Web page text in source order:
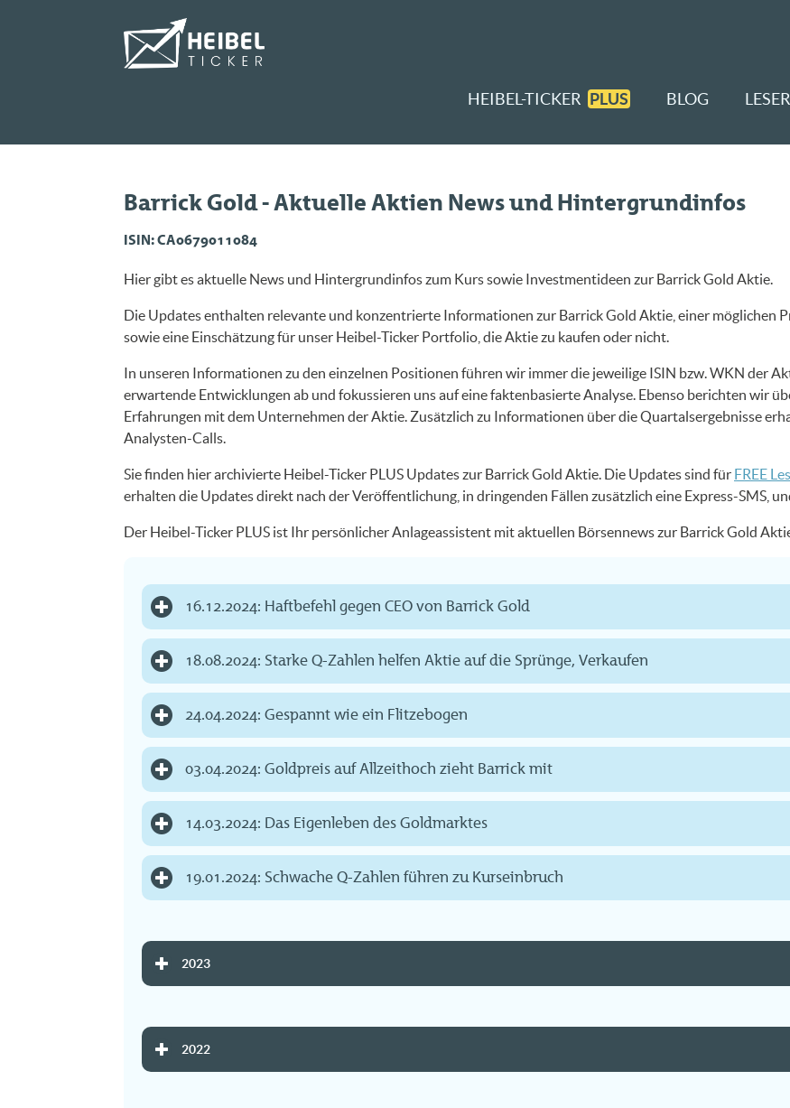
HEIBEL-TICKER PLUS BLOG
Barrick Gold - Aktuelle Aktien News und Hintergrundinfos
ISIN: CA0679011084
Hier gibt es aktuelle News und Hintergrundinfos zum Kurs sowie Investmentideen zur Barrick Gold Aktie.
Die Updates enthalten relevante und konzentrierte Informationen zur Barrick Gold Aktie, einer möglichen
sowie eine Einschätzung für unser Heibel-Ticker Portfolio, die Aktie zu kaufen oder nicht.
In unseren Informationen zu den einzelnen Positionen führen wir immer die jeweilige ISIN bzw. WKN der
erwartende Entwicklungen ab und fokussieren uns auf eine faktenbasierte Analyse. Ebenso berichten wir
Erfahrungen mit dem Unternehmen der Aktie. Zusätzlich zu Informationen über die Quartalsergebnisse
Analysten-Calls.
Sie finden hier archivierte Heibel-Ticker PLUS Updates zur Barrick Gold Aktie. Die Updates sind für FREE
erhalten die Updates direkt nach der Veröffentlichung, in dringenden Fällen zusätzlich eine Express-SMS,
Der Heibel-Ticker PLUS ist Ihr persönlicher Anlageassistent mit aktuellen Börsennews zur Barrick Gold
16.12.2024: Haftbefehl gegen CEO von Barrick Gold
18.08.2024: Starke Q-Zahlen helfen Aktie auf die Sprünge, Verkaufen
24.04.2024: Gespannt wie ein Flitzebogen
03.04.2024: Goldpreis auf Allzeithoch zieht Barrick mit
14.03.2024: Das Eigenleben des Goldmarktes
19.01.2024: Schwache Q-Zahlen führen zu Kurseinbruch
2023
2022